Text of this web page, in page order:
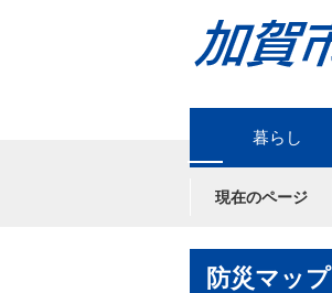
暮らし
現在のページ
防災マップ